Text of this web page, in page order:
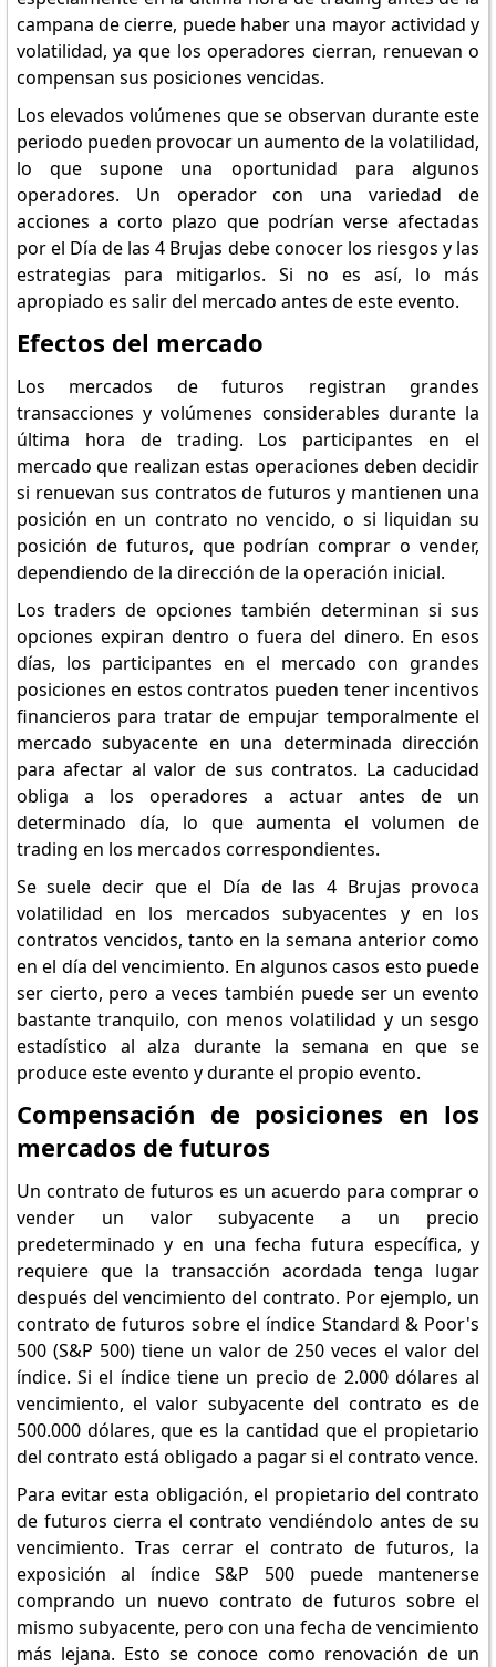
campana de cierre, puede haber una mayor actividad y
volatilidad, ya que los operadores cierran, renuevan o
compensan sus posiciones vencidas.
Los elevados volúmenes que se observan durante este
periodo pueden provocar un aumento de la volatilidad,
lo que supone una oportunidad para algunos
operadores. Un operador con una variedad de
acciones a corto plazo que podrían verse afectadas
por el Día de las 4 Brujas debe conocer los riesgos y las
estrategias para mitigarlos. Si no es así, lo más
apropiado es salir del mercado antes de este evento.
Efectos del mercado
Los mercados de futuros registran grandes
transacciones y volúmenes considerables durante la
última hora de trading. Los participantes en el
mercado que realizan estas operaciones deben decidir
si renuevan sus contratos de futuros y mantienen una
posición en un contrato no vencido, o si liquidan su
posición de futuros, que podrían comprar o vender,
dependiendo de la dirección de la operación inicial.
Los traders de opciones también determinan si sus
opciones expiran dentro o fuera del dinero. En esos
días, los participantes en el mercado con grandes
posiciones en estos contratos pueden tener incentivos
financieros para tratar de empujar temporalmente el
mercado subyacente en una determinada dirección
para afectar al valor de sus contratos. La caducidad
obliga a los operadores a actuar antes de un
determinado día, lo que aumenta el volumen de
trading en los mercados correspondientes.
Se suele decir que el Día de las 4 Brujas provoca
volatilidad en los mercados subyacentes y en los
contratos vencidos, tanto en la semana anterior como
en el día del vencimiento. En algunos casos esto puede
ser cierto, pero a veces también puede ser un evento
bastante tranquilo, con menos volatilidad y un sesgo
estadístico al alza durante la semana en que se
produce este evento y durante el propio evento.
Compensación de posiciones en los
mercados de futuros
Un contrato de futuros es un acuerdo para comprar o
vender un valor subyacente a un precio
predeterminado y en una fecha futura específica, y
requiere que la transacción acordada tenga lugar
después del vencimiento del contrato. Por ejemplo, un
contrato de futuros sobre el índice Standard & Poor's
500 (S&P 500) tiene un valor de 250 veces el valor del
índice. Si el índice tiene un precio de 2.000 dólares al
vencimiento, el valor subyacente del contrato es de
500.000 dólares, que es la cantidad que el propietario
del contrato está obligado a pagar si el contrato vence.
Para evitar esta obligación, el propietario del contrato
de futuros cierra el contrato vendiéndolo antes de su
vencimiento. Tras cerrar el contrato de futuros, la
exposición al índice S&P 500 puede mantenerse
comprando un nuevo contrato de futuros sobre el
mismo subyacente, pero con una fecha de vencimiento
más lejana. Esto se conoce como renovación de un